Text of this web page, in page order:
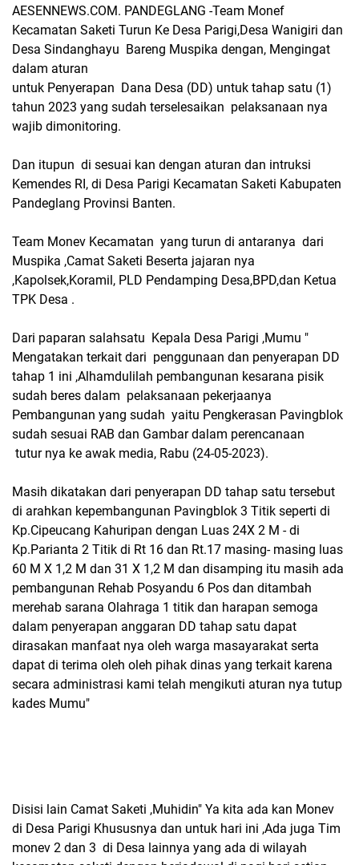
AESENNEWS.COM. PANDEGLANG -Team Monef
Kecamatan Saketi Turun Ke Desa Parigi,Desa Wanigiri dan
Desa Sindanghayu Bareng Muspika dengan, Mengingat
dalam aturan
untuk Penyerapan Dana Desa (DD) untuk tahap satu (1)
tahun 2023 yang sudah terselesaikan pelaksanaan nya
wajib dimonitoring.
Dan itupun di sesuai kan dengan aturan dan intruksi
Kemendes RI, di Desa Parigi Kecamatan Saketi Kabupaten
Pandeglang Provinsi Banten.
Team Monev Kecamatan yang turun di antaranya dari
Muspika ,Camat Saketi Beserta jajaran nya
,Kapolsek,Koramil, PLD Pendamping Desa,BPD,dan Ketua
TPK Desa .
Dari paparan salahsatu Kepala Desa Parigi ,Mumu "
Mengatakan terkait dari penggunaan dan penyerapan DD
tahap 1 ini ,Alhamdulilah pembangunan kesarana pisik
sudah beres dalam pelaksanaan pekerjaanya
Pembangunan yang sudah yaitu Pengkerasan Pavingblok
sudah sesuai RAB dan Gambar dalam perencanaan
tutur nya ke awak media, Rabu (24-05-2023).
Masih dikatakan dari penyerapan DD tahap satu tersebut
di arahkan kepembangunan Pavingblok 3 Titik seperti di
Kp.Cipeucang Kahuripan dengan Luas 24X 2 M - di
Kp.Parianta 2 Titik di Rt 16 dan Rt.17 masing- masing luas
60 M X 1,2 M dan 31 X 1,2 M dan disamping itu masih ada
pembangunan Rehab Posyandu 6 Pos dan ditambah
merehab sarana Olahraga 1 titik dan harapan semoga
dalam penyerapan anggaran DD tahap satu dapat
dirasakan manfaat nya oleh warga masayarakat serta
dapat di terima oleh oleh pihak dinas yang terkait karena
secara administrasi kami telah mengikuti aturan nya tutup
kades Mumu"
Disisi lain Camat Saketi ,Muhidin" Ya kita ada kan Monev
di Desa Parigi Khususnya dan untuk hari ini ,Ada juga Tim
monev 2 dan 3 di Desa lainnya yang ada di wilayah